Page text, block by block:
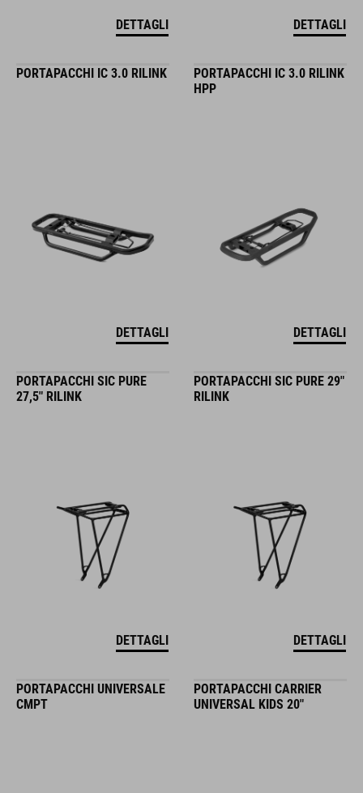
DETTAGLI DETTAGLI
PORTAPACCHI IC 3.0 RILINK
DETTAGLI
PORTAPACCHI IC 3.0 RILINK
HPP
DETTAGLI
PORTAPACCHI SIC PURE
27,5" RILINK
DETTAGLI
PORTAPACCHI SIC PURE 29"
RILINK
DETTAGLI
PORTAPACCHI UNIVERSALE
CMPT
PORTAPACCHI CARRIER
UNIVERSAL KIDS 20"